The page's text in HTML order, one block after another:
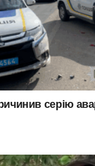
серію